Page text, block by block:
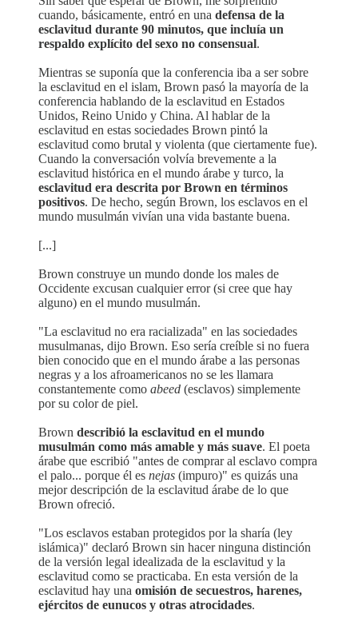
cuando, básicamente, entró en una defensa de la
esclavitud durante 90 minutos, que incluía un
respaldo explícito del sexo no consensual.
Mientras se suponía que la conferencia iba a ser sobre
la esclavitud en el islam, Brown pasó la mayoría de la
conferencia hablando de la esclavitud en Estados
Unidos, Reino Unido y China. Al hablar de la
esclavitud en estas sociedades Brown pintó la
esclavitud como brutal y violenta (que ciertamente fue).
Cuando la conversación volvía brevemente a la
esclavitud histórica en el mundo árabe y turco, la
esclavitud era descrita por Brown en términos
positivos. De hecho, según Brown, los esclavos en el
mundo musulmán vivían una vida bastante buena.
[...]
Brown construye un mundo donde los males de
Occidente excusan cualquier error (si cree que hay
alguno) en el mundo musulmán.
"La esclavitud no era racializada" en las sociedades
musulmanas, dijo Brown. Eso sería creíble si no fuera
bien conocido que en el mundo árabe a las personas
negras y a los afroamericanos no se les llamara
constantemente como abeed (esclavos) simplemente
por su color de piel.
Brown describió la esclavitud en el mundo
musulmán como más amable y más suave. El poeta
árabe que escribió "antes de comprar al esclavo compra
el palo... porque él es nejas (impuro)" es quizás una
mejor descripción de la esclavitud árabe de lo que
Brown ofreció.
"Los esclavos estaban protegidos por la sharía (ley
islámica)" declaró Brown sin hacer ninguna distinción
de la versión legal idealizada de la esclavitud y la
esclavitud como se practicaba. En esta versión de la
esclavitud hay una omisión de secuestros, harenes,
ejércitos de eunucos y otras atrocidades.